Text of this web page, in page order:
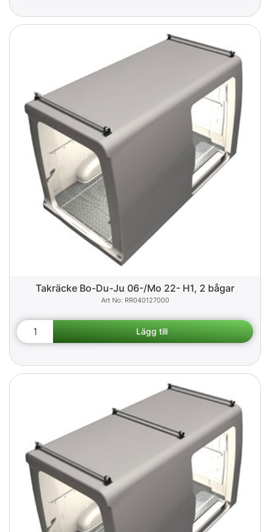
Takräcke Bo-Du-Ju 06-/Mo 22- H1, 2 bågar
RR040127000